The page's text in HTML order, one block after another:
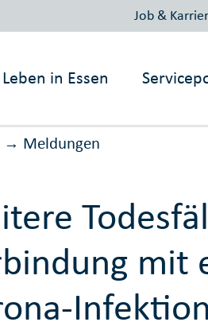
Job &
Leben in Essen
→ Meldungen
mit
Infektion